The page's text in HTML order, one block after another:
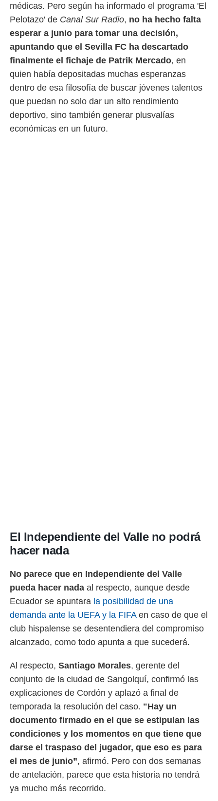
médicas. Pero según ha informado el programa 'El
Pelotazo' de Canal Sur Radio, no ha hecho falta
esperar a junio para tomar una decisión,
apuntando que el Sevilla FC ha descartado
finalmente el fichaje de Patrik Mercado, en
quien había depositadas muchas esperanzas
dentro de esa filosofía de buscar jóvenes talentos
que puedan no solo dar un alto rendimiento
deportivo, sino también generar plusvalías
económicas en un futuro.
El Independiente del Valle no podrá
hacer nada
No parece que en Independiente del Valle
pueda hacer nada al respecto, aunque desde
Ecuador se apuntara la posibilidad de una
demanda ante la UEFA y la FIFA en caso de que el
club hispalense se desentendiera del compromiso
alcanzado, como todo apunta a que sucederá.
Al respecto, Santiago Morales, gerente del
conjunto de la ciudad de Sangolquí, confirmó las
explicaciones de Cordón y aplazó a final de
temporada la resolución del caso. "Hay un
documento firmado en el que se estipulan las
condiciones y los momentos en que tiene que
darse el traspaso del jugador, que eso es para
el mes de junio”, afirmó. Pero con dos semanas
de antelación, parece que esta historia no tendrá
ya mucho más recorrido.